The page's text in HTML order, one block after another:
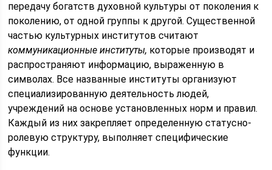
передачу богатств духовной культуры от поколения к
поколению, от одной группы к другой. Существенной
частью культурных институтов считают
коммуникационные институты, которые производят и
распространяют информацию, выраженную в
символах. Все названные институты организуют
специализированную деятельность людей,
учреждений на основе установленных норм и правил.
Каждый из них закрепляет определенную статусно-
ролевую структуру, выполняет специфические
функции.